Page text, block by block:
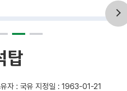
탑
자 : 국유 지정일 : 1963-01-21